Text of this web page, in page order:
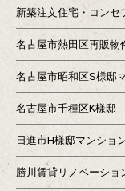
新築注文住宅・コンセ
名古屋市熱田区再販物
名古屋市昭和区S様邸
名古屋市千種区K様邸
日進市H様邸マンショ
勝川賃貸リノベーショ